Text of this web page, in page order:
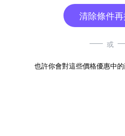
清除條件
或
也許你會對這些價格優惠中的